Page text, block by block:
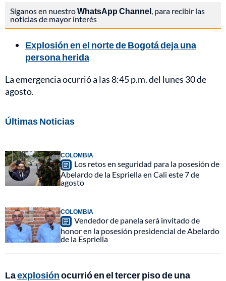
Síganos en nuestroWhatsApp Channel , para recibir las
noticias de mayor interés
Explosión en el norte de Bogotá deja una
persona herida
La emergencia ocurrió a las 8:45 p.m. del lunes 30 de
agosto.
Últimas Noticias
COLOMBIA
Los retos en seguridad para la posesión de
Abelardo de la Espriella en Cali este 7 de
agosto
COLOMBIA
Vendedor de panela será invitado de
honor en la posesión presidencial de Abelardo
de la Espriella
Laexplosiónocurrió en el tercer piso de una